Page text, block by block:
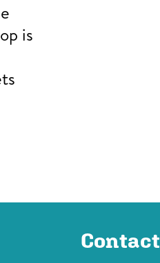
is
Contact